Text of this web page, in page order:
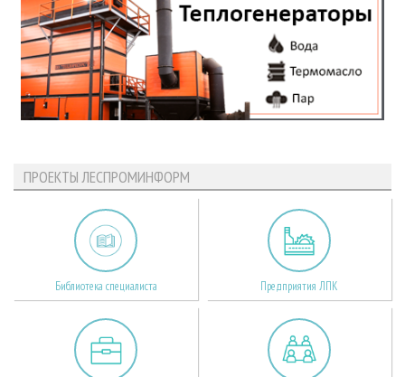
ПРОЕКТЫ ЛЕСПРОМИНФОРМ
Библиотека специалиста Предприятия ЛПК